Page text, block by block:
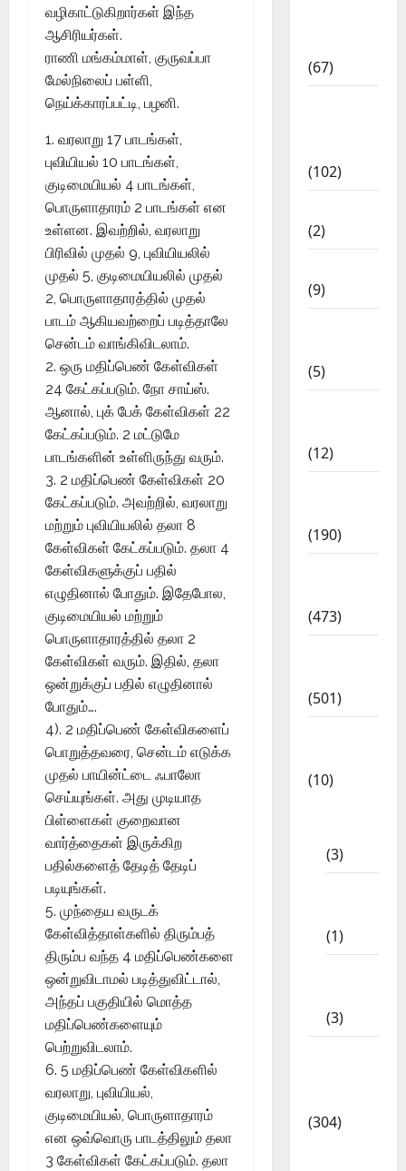
வழிகாட்டுகிறார்கள் இந்த
ஆசிரியர்கள்.
ராணி மங்கம்மாள், குருவப்பா
மேல்நிலைப் பள்ளி,
நெய்க்காரப்பட்டி, பழனி.
1. வரலாறு 17 பாடங்கள்,
புவியியல் 10 பாடங்கள்,
குடிமையியல் 4 பாடங்கள்,
பொருளாதாரம் 2 பாடங்கள் என
உள்ளன. இவற்றில், வரலாறு
பிரிவில் முதல் 9, புவியியலில்
முதல் 5, குடிமையியலில் முதல்
2, பொருளாதாரத்தில் முதல்
பாடம் ஆகியவற்றைப் படித்தாலே
சென்டம் வாங்கிவிடலாம்.
2. ஒரு மதிப்பெண் கேள்விகள்
24 கேட்கப்படும். நோ சாய்ஸ்.
ஆனால், புக் பேக் கேள்விகள் 22
கேட்கப்படும். 2 மட்டுமே
பாடங்களின் உள்ளிருந்து வரும்.
3. 2 மதிப்பெண் கேள்விகள் 20
கேட்கப்படும். அவற்றில், வரலாறு
மற்றும் புவியியலில் தலா 8
கேள்விகள் கேட்கப்படும். தலா 4
கேள்விகளுக்குப் பதில்
எழுதினால் போதும். இதேபோல,
குடிமையியல் மற்றும்
பொருளாதாரத்தில் தலா 2
கேள்விகள் வரும். இதில், தலா
ஒன்றுக்குப் பதில் எழுதினால்
போதும்….
4). 2 மதிப்பெண் கேள்விகளைப்
பொறுத்தவரை, சென்டம் எடுக்க
முதல் பாயின்ட்டை ஃபாலோ
செய்யுங்கள். அது முடியாத
பிள்ளைகள் குறைவான
வார்த்தைகள் இருக்கிற
பதில்களைத் தேடித் தேடிப்
படியுங்கள்.
5. முந்தைய வருடக்
கேள்வித்தாள்களில் திரும்பத்
திரும்ப வந்த 4 மதிப்பெண்களை
ஒன்றுவிடாமல் படித்துவிட்டால்,
அந்தப் பகுதியில் மொத்த
மதிப்பெண்களையும்
பெற்றுவிடலாம்.
6. 5 மதிப்பெண் கேள்விகளில்
வரலாறு, புவியியல்,
குடிமையியல், பொருளாதாரம்
என ஒவ்வொரு பாடத்திலும் தலா
3 கேள்விகள் கேட்கப்படும். தலா
(67)
(102)
(2)
(9)
(5)
(12)
(190)
(473)
(501)
(10)
(3)
(1)
(3)
(304)